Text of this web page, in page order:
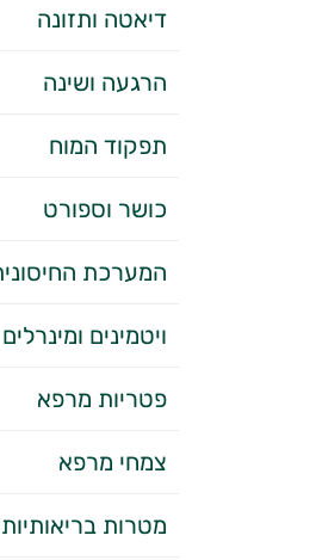
דיאטה ותזונה
הרגעה ושינה
תפקוד המוח
כושר וספורט
המערכת
ויטמינים ומינרלים
פטריות מרפא
צמחי מרפא
מטרות בריאותיות